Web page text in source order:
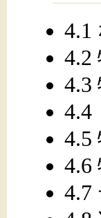
4.1
4.2
4.3
4.4
4.5
4.6
4.7